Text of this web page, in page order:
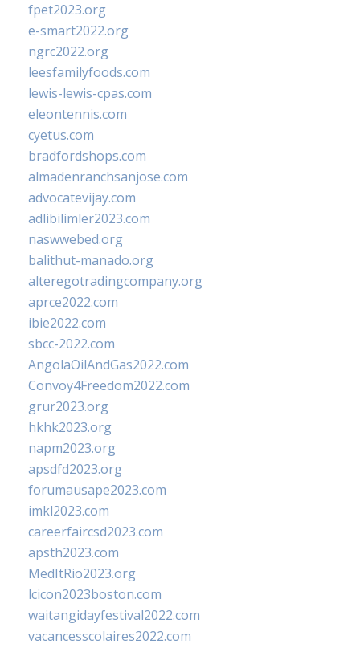
fpet2023.org
e-smart2022.org
ngrc2022.org
leesfamilyfoods.com
lewis-lewis-cpas.com
eleontennis.com
cyetus.com
bradfordshops.com
almadenranchsanjose.com
advocatevijay.com
adlibilimler2023.com
naswwebed.org
balithut-manado.org
alteregotradingcompany.org
aprce2022.com
ibie2022.com
sbcc-2022.com
AngolaOilAndGas2022.com
Convoy4Freedom2022.com
grur2023.org
hkhk2023.org
napm2023.org
apsdfd2023.org
forumausape2023.com
imkl2023.com
careerfaircsd2023.com
apsth2023.com
MedItRio2023.org
lcicon2023boston.com
waitangidayfestival2022.com
vacancesscolaires2022.com